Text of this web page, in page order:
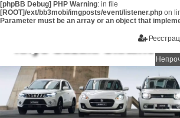
[phpBB Debug] PHP Warning: in file
[ROOT]/ext/bb3mobi/imgposts/event/listener.php on
Parameter must be an array or an object that
Клуб Suzuki Ukraine